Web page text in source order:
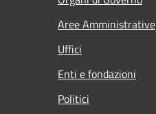
Aree Amministrative
Uffici
Enti e fondazioni
Politici